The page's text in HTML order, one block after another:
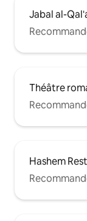
Jabal al-
Théâtre
Hashem